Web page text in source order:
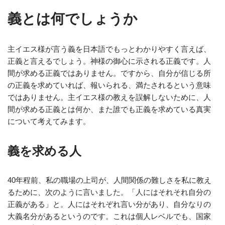
義とは何でしょうか
主イエス様が言う義を日本語でもっとわかりやすく言えば、
正義と言えるでしょう。神様の御心に示される正義です。人
間が求める正義ではありません。ですから、自分が信じる所
の正義を求めていれば、報いられる、満たされるという意味
ではありません。主イエス様の教えを誤解しないために、人
間が求める正義とは何か、また誰でも正義を求めている真実
について考えてみます。
義を求める人
40年程前、私の職場の上司が、人間関係の難しさを私に教え
るために、次のように言いました。「人にはそれそれ自分の
正義がある」と。人にはそれぞれ言い分があり、自分なりの
大義名分があるというのです。これは個人レベルでも、国家